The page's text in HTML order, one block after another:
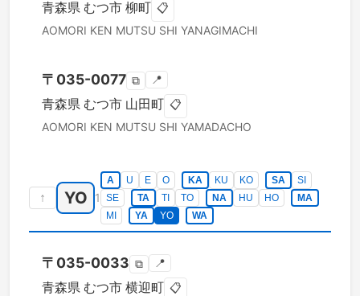
青森県 むつ市 柳町 📋
AOMORI KEN MUTSU SHI YANAGIMACHI
〒 035-0077 ⧉ 📍
青森県 むつ市 山田町 📋
AOMORI KEN MUTSU SHI YAMADACHO
↑ YO 1
A U E O KA KU KO SA
SI
SE
TA TI TO NA HU HO
MA
MI
YA YO WA
〒 035-0033 ⧉ 📍
青森県 むつ市 横迎町 📋